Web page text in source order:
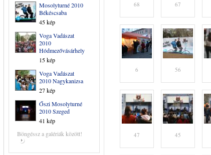
Mosolyturné 2010
Békéscsaba
45 kép
Voga Vadászat
2010
Hódmezővásárhely
15 kép
Voga Vadászat
2010 Nagykanizsa
27 kép
Őszi Mosolyturné
2010 Szeged
41 kép
Böngéssz a galériák között!
68 67
6 56
47 45